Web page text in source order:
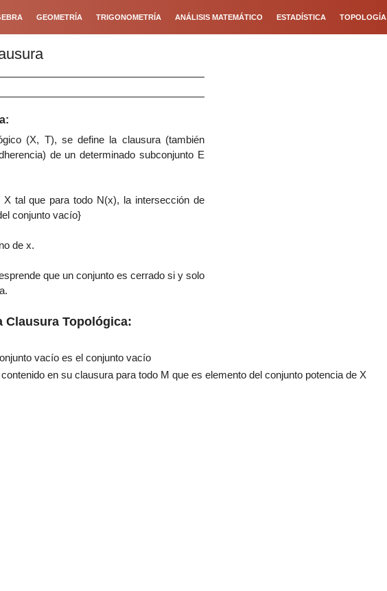
GEOMETRÍA TRIGONOMETRÍA ANÁLISIS MATEMÁTICO ESTADÍSTICA TOPOLOGÍA
(X, T), se define la clausura (también
de un determinado subconjunto E
tal que para todo N(x), la intersección de
conjunto vacío}
de x.
que un conjunto es cerrado si y solo
Clausura Topológica:
vacío es el conjunto vacío
en su clausura para todo M que es elemento del conjunto potencia de X